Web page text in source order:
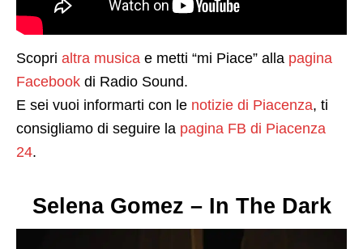
Scopri altra musica e metti “mi Piace” alla pagina
Facebook di Radio Sound.
E sei vuoi informarti con le notizie di Piacenza, ti
consigliamo di seguire la pagina FB di Piacenza
24.
Selena Gomez – In The Dark